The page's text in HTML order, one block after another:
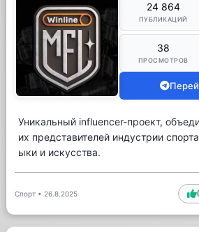
24 864
ПУБЛИКАЦИЙ
38
ПРОСМОТРОВ
Уникальный influencer-проект,
их представителей индустрии
ыки и искусства.
Спорт • 26.8.2025